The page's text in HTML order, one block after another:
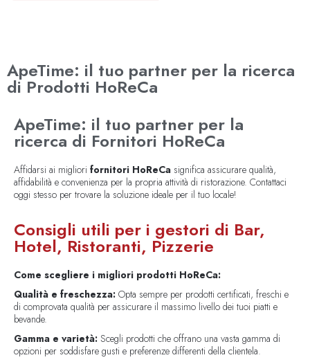
ApeTime: il tuo partner per la ricerca
di Prodotti HoReCa
ApeTime: il tuo partner per la
ricerca di Fornitori HoReCa
Affidarsi ai migliori fornitori HoReCa significa assicurare qualità,
affidabilità e convenienza per la propria attività di ristorazione. Contattaci
oggi stesso per trovare la soluzione ideale per il tuo locale!
Consigli utili per i gestori di Bar,
Hotel, Ristoranti, Pizzerie
Come scegliere i migliori prodotti HoReCa:
Qualità e freschezza: Opta sempre per prodotti certificati, freschi e
di comprovata qualità per assicurare il massimo livello dei tuoi piatti e
bevande.
Gamma e varietà: Scegli prodotti che offrano una vasta gamma di
opzioni per soddisfare gusti e preferenze differenti della clientela.